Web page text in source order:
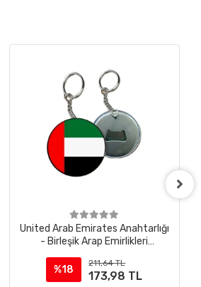
United Arab Emirates Anahtarlığı
- Birleşik Arap Emirlikleri
%18
211,64 TL
173,98 TL